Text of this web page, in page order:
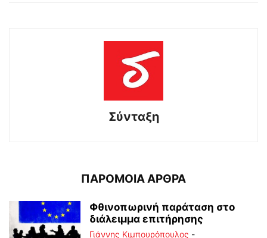
Σύνταξη
ΠΑΡΟΜΟΙΑ ΑΡΘΡΑ
Φθινοπωρινή παράταση στο
διάλειμμα επιτήρησης
Γιάννης Κιμπουρόπουλος -